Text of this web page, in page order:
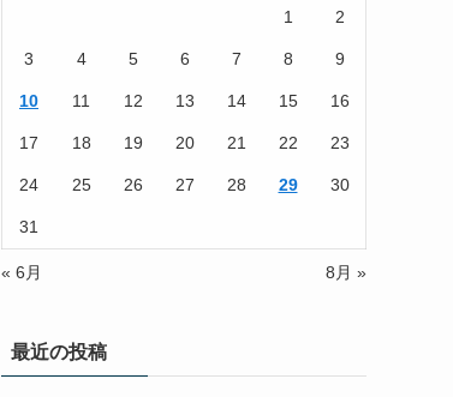
1 2
3 4 5 6 7 8 9
10 11 12 13 14 15 16
17 18 19 20 21 22 23
24 25 26 27 28 29 30
31
« 6月 8月 »
最近の投稿